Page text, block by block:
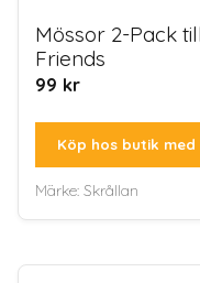
Mössor 2-Pack
Friends
99 kr
Köp hos butik
Märke: Skrållan